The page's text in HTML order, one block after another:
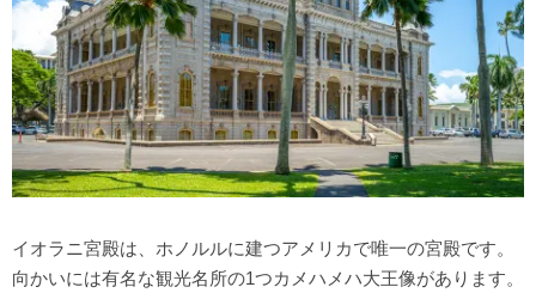
イオラニ宮殿は、ホノルルに建つアメリカで唯一の宮殿です。
向かいには有名な観光名所の1つカメハメハ大王像があります。